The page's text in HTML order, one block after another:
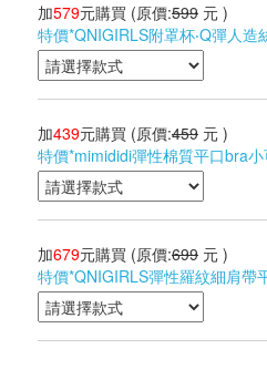
加579元購買 (原價:599 元 )
特價*QNIGIRLS附罩杯‧Q彈人造
加439元購買 (原價:459 元 )
特價*mimididi彈性棉質平口bra
加679元購買 (原價:699 元 )
特價*QNIGIRLS彈性羅紋細肩帶